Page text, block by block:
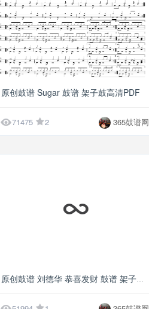
原创鼓谱 Sugar 鼓谱 架子鼓高清PDF
G5
71475 2 365鼓谱网